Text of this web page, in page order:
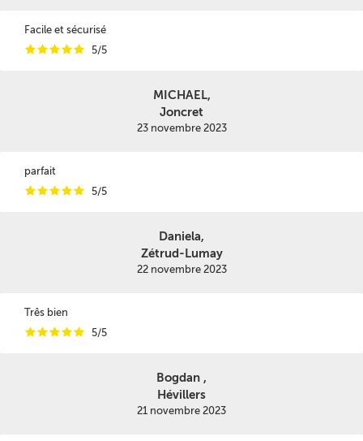
Facile et sécurisé
iiiii 5/5
MICHAEL,
Joncret
23 novembre 2023
parfait
iiiii 5/5
Daniela,
Zétrud-Lumay
22 novembre 2023
Três bien
iiiii 5/5
Bogdan ,
Hévillers
21 novembre 2023